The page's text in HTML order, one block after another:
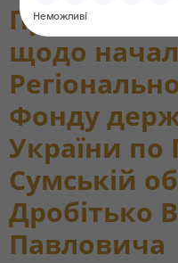
щодо
Фонду
України по
Сумській
Дробітько
Павловича